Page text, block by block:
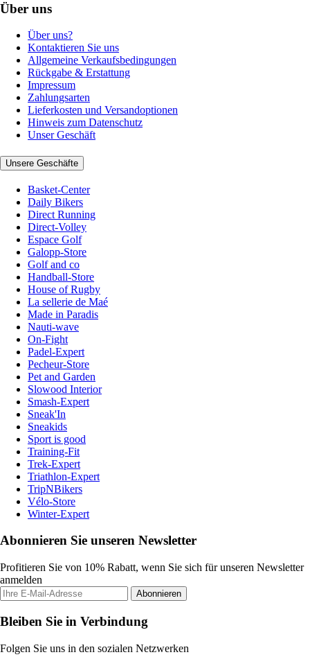
Über uns
Über uns?
Kontaktieren Sie uns
Allgemeine Verkaufsbedingungen
Rückgabe & Erstattung
Impressum
Zahlungsarten
Lieferkosten und Versandoptionen
Hinweis zum Datenschutz
Unser Geschäft
Unsere Geschäfte
Basket-Center
Daily Bikers
Direct Running
Direct-Volley
Espace Golf
Galopp-Store
Golf and co
Handball-Store
House of Rugby
La sellerie de Maé
Made in Paradis
Nauti-wave
On-Fight
Padel-Expert
Pecheur-Store
Pet and Garden
Slowood Interior
Smash-Expert
Sneak'In
Sneakids
Sport is good
Training-Fit
Trek-Expert
Triathlon-Expert
TripNBikers
Vélo-Store
Winter-Expert
Abonnieren Sie unseren Newsletter
Profitieren Sie von 10% Rabatt, wenn Sie sich für unseren Newsletter
anmelden
Abonnieren
Bleiben Sie in Verbindung
Folgen Sie uns in den sozialen Netzwerken